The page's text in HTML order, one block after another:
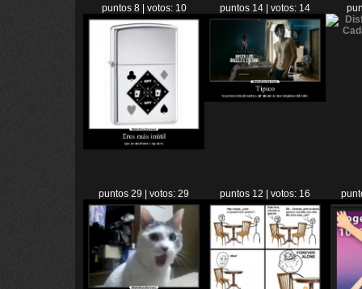
puntos 8 | votos: 10 puntos 14 | votos: 14
puntos 29 | votos: 29 puntos 12 | votos: 16